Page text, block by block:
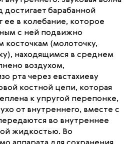
достигает барабанной
в колебание, которое
с ней подвижно
косточкам (молоточку,
находящимся в среднем
воздухом,
рта через евстахиеву
костной цепи, которая
к упругой перепонке,
от внутреннего, вместе с
во внутреннее
жидкостью. Во